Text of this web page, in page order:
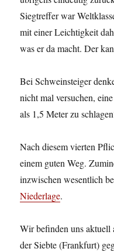
Siegtreffer war
mit einer Leichtigkeit
was er da macht. Der
Bei Schweinsteiger
nicht mal versuchen,
als 1,5 Meter zu
Nach diesem vierten
einem guten Weg.
inzwischen wesentlich
Niederlage.
Wir befinden uns aktuell
der Siebte (Frankfurt)